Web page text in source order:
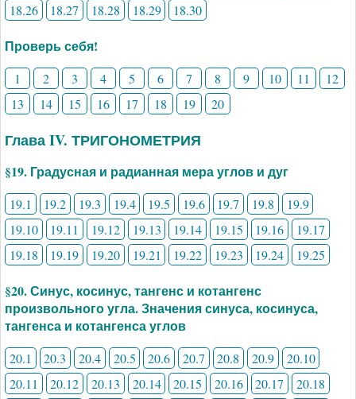
18.26
18.27 18.28 18.29 18.30
Проверь себя!
1 2 3 4 5 6 7 8 9 10 11
12
13
14 15 16 17 18 19 20
Глава IV. ТРИГОНОМЕТРИЯ
§19. Градусная и радианная мера углов и дуг
19.1 19.2 19.3 19.4 19.5 19.6 19.7 19.8
19.9
19.10
19.11 19.12 19.13 19.14 19.15 19.16
19.17
19.18
19.19 19.20 19.21 19.22 19.23 19.24 19.25
§20. Синус, косинус, тангенс и котангенс
произвольного угла. Значения синуса, косинуса,
тангенса и котангенса углов
20.1 20.3 20.4 20.5 20.6 20.7 20.8 20.9
20.10
20.11
20.12 20.13 20.14 20.15 20.16 20.17
20.18